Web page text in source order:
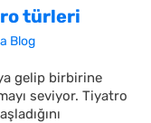
türleri
Blog
gelip birbirine
seviyor. Tiyatro